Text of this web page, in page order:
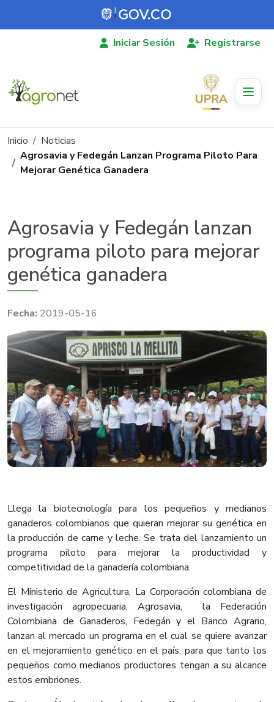
Pasar al contenido principal
Iniciar Sesión Registrarse
Ruta de navegación
Inicio
Noticias
Agrosavia y Fedegán Lanzan Programa Piloto Para
Mejorar Genética Ganadera
Agrosavia y Fedegán lanzan
programa piloto para mejorar
genética ganadera
2019-05-16
Llega la biotecnología para los pequeños y medianos
ganaderos colombianos que quieran mejorar su genética en
la producción de carne y leche. Se trata del lanzamiento un
programa piloto para mejorar la productividad y
competitividad de la ganadería colombiana.
El Ministerio de Agricultura, La Corporación colombiana de
investigación agropecuaria, Agrosavia, la Federación
Colombiana de Ganaderos, Fedegán y el Banco Agrario,
lanzan al mercado un programa en el cual se quiere avanzar
en el mejoramiento genético en el país, para que tanto los
pequeños como medianos productores tengan a su alcance
estos embriones.